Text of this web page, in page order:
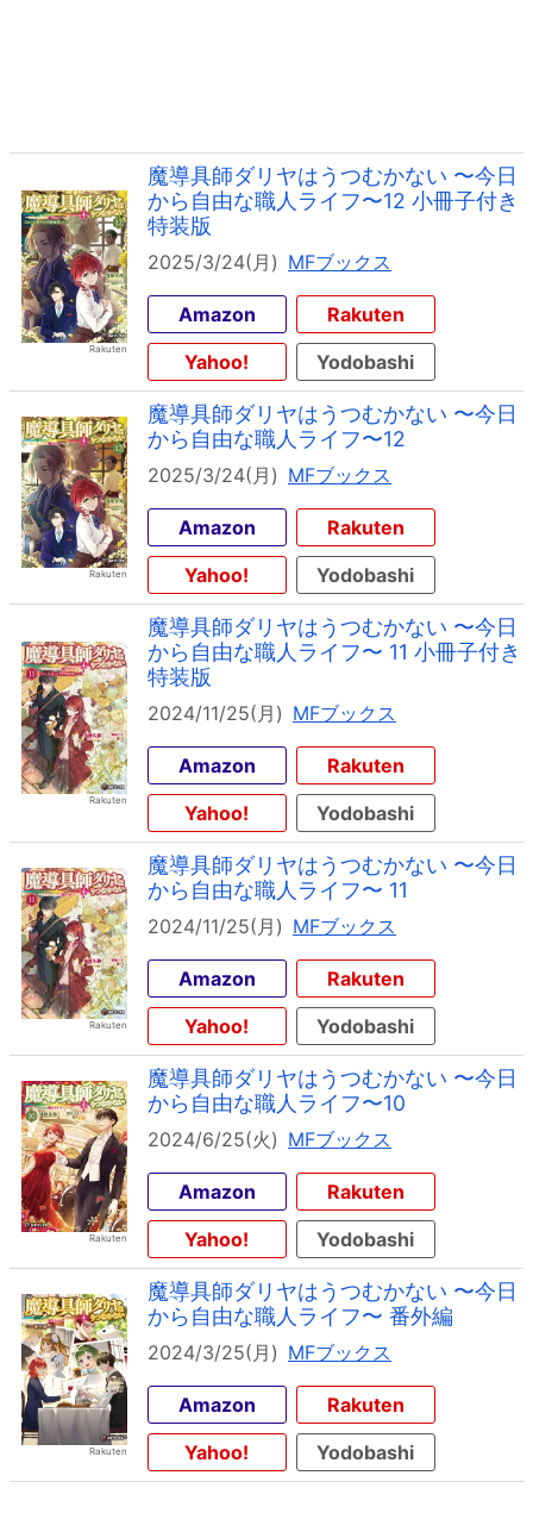
魔導具師ダリヤはうつむかない 〜今日
から自由な職人ライフ〜12 小冊子付き
特装版
2025/3/24(月) MFブックス
Amazon
Rakuten
Yahoo!
Yodobashi
魔導具師ダリヤはうつむかない 〜今日
から自由な職人ライフ〜12
2025/3/24(月) MFブックス
Amazon
Rakuten
Yahoo!
Yodobashi
魔導具師ダリヤはうつむかない 〜今日
から自由な職人ライフ〜 11 小冊子付き
特装版
2024/11/25(月) MFブックス
Amazon
Rakuten
Yahoo!
Yodobashi
魔導具師ダリヤはうつむかない 〜今日
から自由な職人ライフ〜 11
2024/11/25(月) MFブックス
Amazon
Rakuten
Yahoo!
Yodobashi
魔導具師ダリヤはうつむかない 〜今日
から自由な職人ライフ〜10
2024/6/25(火) MFブックス
Amazon
Rakuten
Yahoo!
Yodobashi
魔導具師ダリヤはうつむかない 〜今日
から自由な職人ライフ〜 番外編
2024/3/25(月) MFブックス
Amazon
Rakuten
Yahoo!
Yodobashi